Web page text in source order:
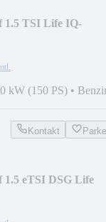
1.5 TSI Life IQ-
kW (150 PS) •
Kontakt
1.5 eTSI DSG Life